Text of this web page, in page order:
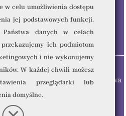
Sp. z o.o © 2023 - Wszelkie prawa
w celu umożliwienia dostępu
jej podstawowych funkcji.
Państwa danych w celach
ich podmiotom
i nie wykonujemy
W każdej chwili możesz
przeglądarki lub
domyślne.